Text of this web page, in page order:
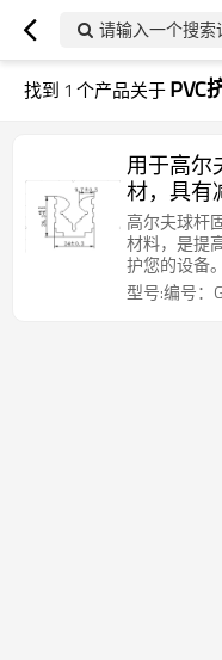
请输入一个搜索
找到 1 个产品关于PVC
用于高尔
材，具有
尔夫球具
高尔夫球杆
材料，是提
护您的设备。
型号:编号：